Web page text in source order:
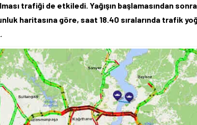
trafiği de etkiledi. Yağışın başlamasından
haritasına göre, saat 18.40 sıralarında trafik